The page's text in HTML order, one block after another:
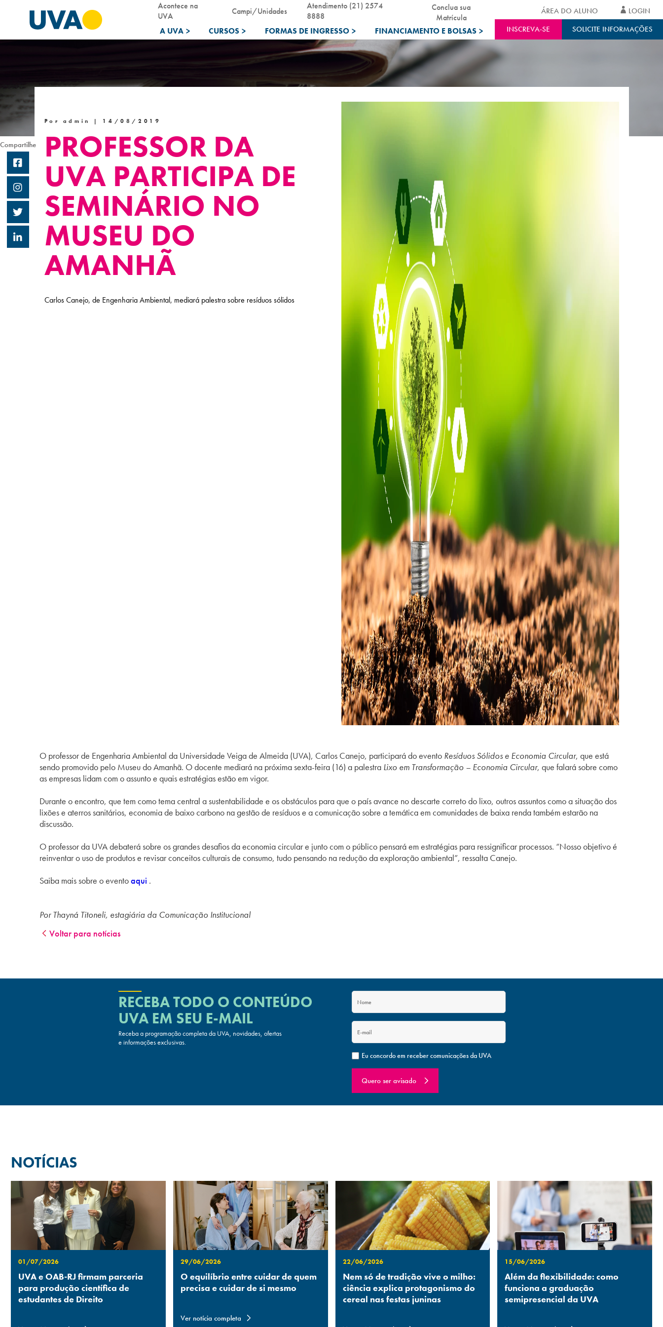
A UVA > CURSOS > FORMAS DE INGRESSO > FINANCIAMENTO E BOLSAS >
Acontece na
UVA
Campi/Unidades
Atendimento (21) 2574
8888
Conclua sua
Matrícula
INSCREVA-SE SOLICITE INFORMAÇÕES
ÁREA DO ALUNO LOGIN
Por admin | 14/08/2019
PROFESSOR DA
UVA PARTICIPA DE
SEMINÁRIO NO
MUSEU DO
AMANHÃ
Compartilhe
Carlos Canejo, de Engenharia Ambiental, mediará palestra sobre resíduos sólidos
O professor de Engenharia Ambiental da Universidade Veiga de Almeida (UVA), Carlos Canejo, participará do evento Resíduos Sólidos e Economia Circular, que está
sendo promovido pelo Museu do Amanhã. O docente mediará na próxima sexta-feira (16) a palestra Lixo em Transformação – Economia Circular, que falará sobre como
as empresas lidam com o assunto e quais estratégias estão em vigor.
Durante o encontro, que tem como tema central a sustentabilidade e os obstáculos para que o país avance no descarte correto do lixo, outros assuntos como a situação dos
lixões e aterros sanitários, economia de baixo carbono na gestão de resíduos e a comunicação sobre a temática em comunidades de baixa renda também estarão na
discussão.
O professor da UVA debaterá sobre os grandes desafios da economia circular e junto com o público pensará em estratégias para ressignificar processos. “Nosso objetivo é
reinventar o uso de produtos e revisar conceitos culturais de consumo, tudo pensando na redução da exploração ambiental”, ressalta Canejo.
Saiba mais sobre o eventoaqui .
Por Thayná Titoneli, estagiária da Comunicação Institucional
Voltar para notícias
RECEBA TODO O CONTEÚDO
UVAEM SEU E-MAIL
Receba a programação completa da UVA, novidades, ofertas
e informações exclusivas.
Eu concordo em receber comunicações da UVA
Quero ser avisado
NOTÍCIAS
01/07/2026
UVA e OAB-RJ firmam parceria
para produção científica de
estudantes de Direito
29/06/2026
O equilíbrio entre cuidar de quem
precisa e cuidar de si mesmo
Ver notícia completa
22/06/2026
Nem só de tradição vive o milho:
ciência explica protagonismo do
cereal nas festas juninas
15/06/2026
Além da flexibilidade: como
funciona a graduação
semipresencial da UVA